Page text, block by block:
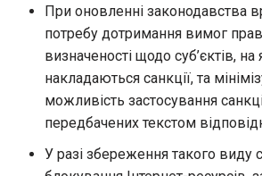
При оновленні законодавства
потребу дотримання вимог
визначеності щодо суб’єктів, на
накладаються санкції, та
можливість застосування
передбачених текстом
У разі збереження такого виду